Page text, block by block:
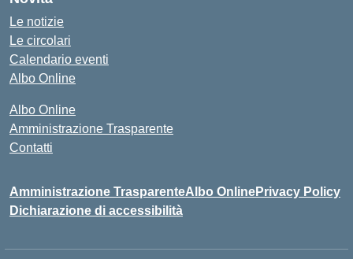
Le notizie
Le circolari
Calendario eventi
Albo Online
Albo Online
Amministrazione Trasparente
Contatti
Amministrazione TrasparenteAlbo OnlinePrivacy Policy
Dichiarazione di accessibilità